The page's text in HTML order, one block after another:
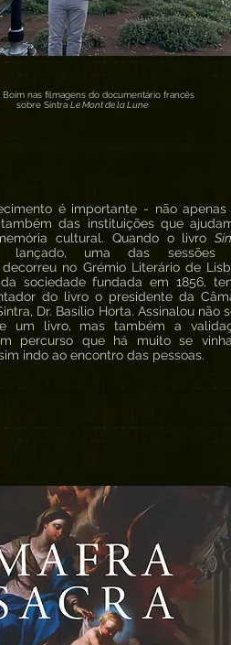
Boim nas filmagens do documentário francês
sobre Sintra Le Mont de la Lune
é importante - não apenas
das instituições que
cultural. Quando o livro
uma das sessões
no Grémio Literário de
sociedade fundada em 1856,
do livro o presidente da
Dr. Basílio Horta. Assinalou não
um livro, mas também a
percurso que há muito se
indo ao encontro das pessoas.